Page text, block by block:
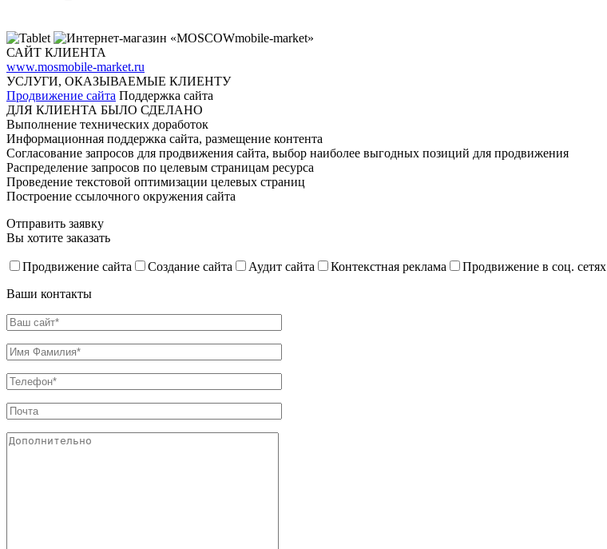
САЙТ КЛИЕНТА
www.mosmobile-market.ru
УСЛУГИ, ОКАЗЫВАЕМЫЕ КЛИЕНТУ
Продвижение сайта Поддержка сайта
ДЛЯ КЛИЕНТА БЫЛО СДЕЛАНО
Выполнение технических доработок
Информационная поддержка сайта, размещение контента
Согласование запросов для продвижения сайта, выбор наиболее выгодных позиций для продвижения
Распределение запросов по целевым страницам ресурса
Проведение текстовой оптимизации целевых страниц
Построение ссылочного окружения сайта
Отправить заявку
Вы хотите заказать
Продвижение сайта Создание сайта Аудит сайта Контекстная реклама
Продвижение в соц. сетях
Ваши контакты